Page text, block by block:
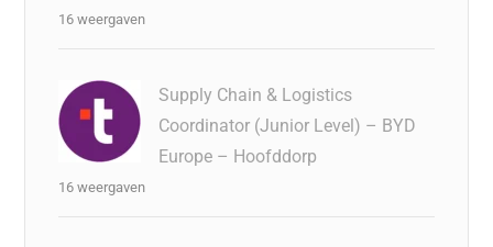
16 weergaven
Supply Chain & Logistics
Coordinator (Junior Level) – BYD
Europe – Hoofddorp
16 weergaven